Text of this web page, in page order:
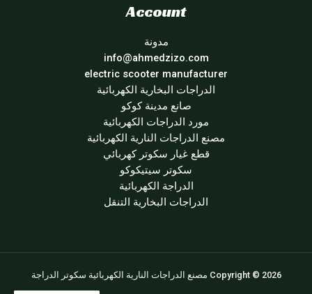
Account
مدونة
info@ahmedzizo.com
electric scooter manufacturer
الدراجات البخارية الكهربائية
صانع مدينة كوكو
مورد الدراجات الكهربائية
مصنع الدراجات النارية الكهربائية
قطع غيار سكوتر كهربائي
سكوتر سيتيكوكو
الدراجة الكهربائية
الدراجات البخارية التنقل
Copyright © 2026 مصنع الدراجات النارية الكهربائية سكوتر الدراجة